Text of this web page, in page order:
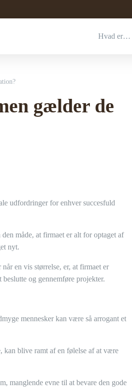
Hvad er…
gælder de
udfordringer for enhver succesfuld
måde, at firmaet er alt for optaget af
nyt.
en vis størrelse, er, at firmaet er
og gennemføre projekter.
mennesker kan være så arrogant et
kan blive ramt af en følelse af at være
manglende evne til at bevare den gode